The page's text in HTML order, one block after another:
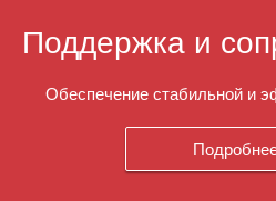
Поддержка и
Обеспечение стабильной и